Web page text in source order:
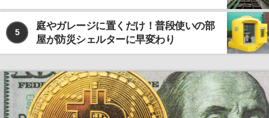
5
庭やガレージに置くだけ！普段使いの部
屋が防災シェルターに早変わり